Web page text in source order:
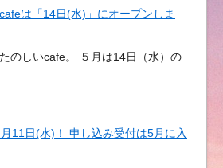
は「14日(水)」にオープンしま
のしいcafe。 ５月は14日（水）の
11日(水)！ 申し込み受付は5月に入